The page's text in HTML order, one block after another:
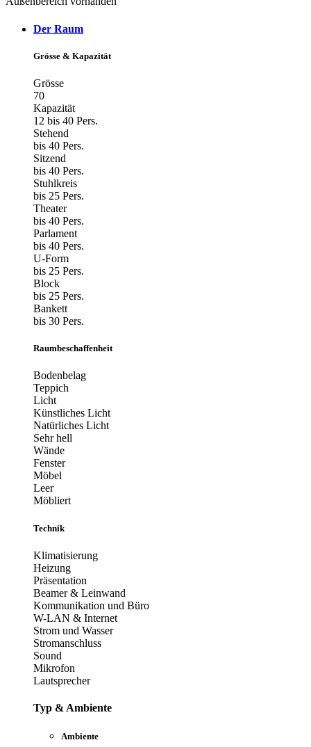
Der Raum
Grösse & Kapazität
Grösse
70
Kapazität
12 bis 40 Pers.
Stehend
bis 40 Pers.
Sitzend
bis 40 Pers.
Stuhlkreis
bis 25 Pers.
Theater
bis 40 Pers.
Parlament
bis 40 Pers.
U-Form
bis 25 Pers.
Block
bis 25 Pers.
Bankett
bis 30 Pers.
Raumbeschaffenheit
Bodenbelag
Teppich
Licht
Künstliches Licht
Natürliches Licht
Sehr hell
Wände
Fenster
Möbel
Leer
Möbliert
Technik
Klimatisierung
Heizung
Präsentation
Beamer & Leinwand
Kommunikation und Büro
W-LAN & Internet
Strom und Wasser
Stromanschluss
Sound
Mikrofon
Lautsprecher
Typ & Ambiente
Ambiente